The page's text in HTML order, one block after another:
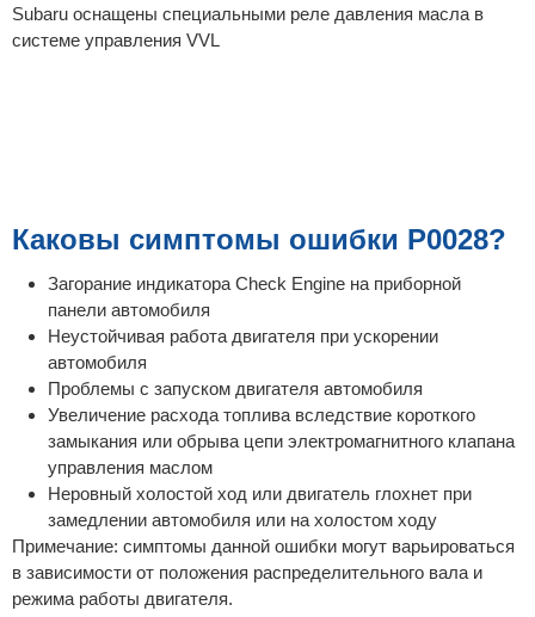
Subaru оснащены специальными реле давления масла в
системе управления VVL
Каковы симптомы ошибки P0028?
Загорание индикатора Check Engine на приборной
панели автомобиля
Неустойчивая работа двигателя при ускорении
автомобиля
Проблемы с запуском двигателя автомобиля
Увеличение расхода топлива вследствие короткого
замыкания или обрыва цепи электромагнитного клапана
управления маслом
Неровный холостой ход или двигатель глохнет при
замедлении автомобиля или на холостом ходу
Примечание: симптомы данной ошибки могут варьироваться
в зависимости от положения распределительного вала и
режима работы двигателя.